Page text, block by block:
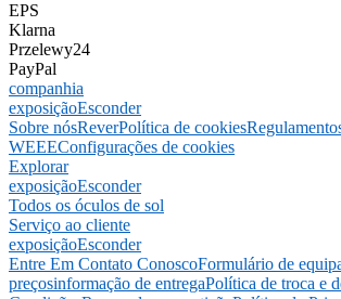
EPS
Klarna
Przelewy24
PayPal
companhia
exposiçãoEsconder
Sobre nósReverPolítica de cookies
WEEEConfigurações de cookies
Explorar
exposiçãoEsconder
Todos os óculos de sol
Serviço ao cliente
exposiçãoEsconder
Entre Em Contato ConoscoFormulário de
preçosinformação de entregaPolítica de troca e